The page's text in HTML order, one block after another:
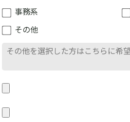
事務系
その他